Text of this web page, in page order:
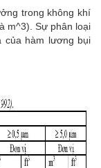
trong không khí
m^3). Sự phân loại
của hàm lương bụi